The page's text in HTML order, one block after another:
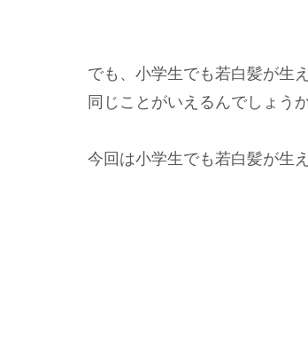
でも、小学生でも若白髪が生
同じことがいえるんでしょう
今回は小学生でも若白髪が生